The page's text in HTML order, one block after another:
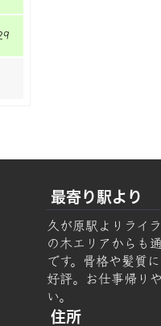
最寄り駅より
久が原駅よりライ
の木エリアからも
です。骨格や髪質
好評。お仕事帰り
い。
住所